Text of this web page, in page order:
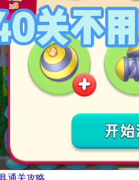
通关攻略